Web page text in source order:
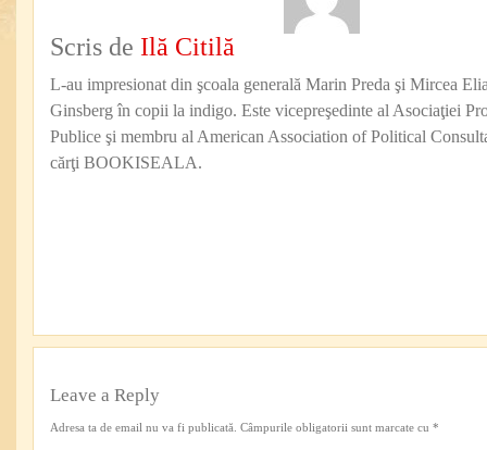
Scris de Ilă Citilă
L-au impresionat din şcoala generală Marin Preda şi Mircea
Ginsberg în copii la indigo. Este vicepreşedinte al Asociaţiei
Publice şi membru al American Association of Political
cărţi BOOKISEALA.
Leave a Reply
Adresa ta de email nu va fi publicată. Câmpurile obligatorii sunt marcate cu *